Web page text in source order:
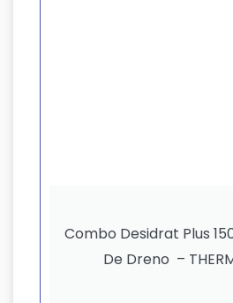
Combo Desidrat Plus
De Dreno –